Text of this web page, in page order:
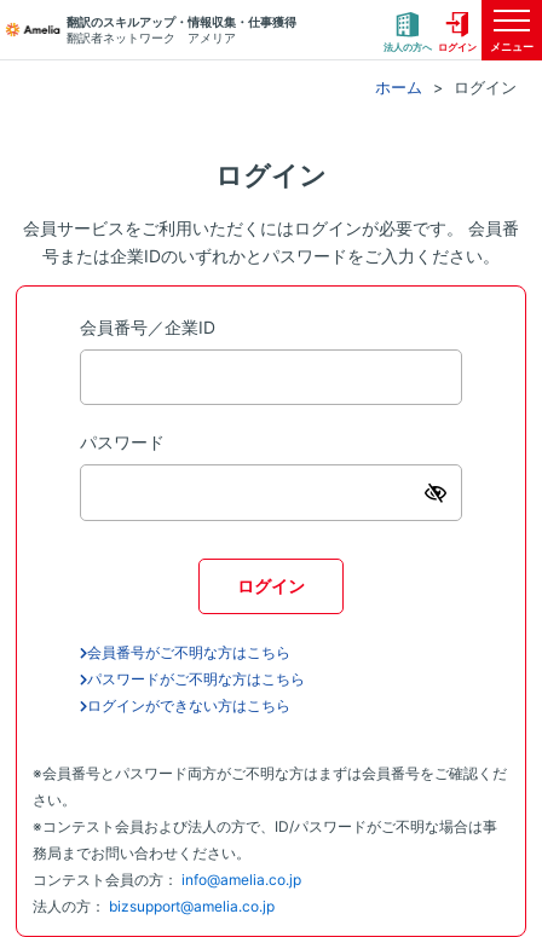
翻訳のスキルアップ・情報収集・仕事獲得
翻訳者ネットワーク アメリア
法人の方へ ログイン メニュー
ホーム ログイン
ログイン
会員サービスをご利用いただくにはログインが必要です。 会員番
号または企業IDのいずれかとパスワードをご入力ください。
会員番号／企業ID
パスワード
ログイン
会員番号がご不明な方はこちら
パスワードがご不明な方はこちら
ログインができない方はこちら
※会員番号とパスワード両方がご不明な方はまずは会員番号をご確認くだ
さい。
※コンテスト会員および法人の方で、ID/パスワードがご不明な場合は事
務局までお問い合わせください。
コンテスト会員の方： info@amelia.co.jp
法人の方： bizsupport@amelia.co.jp